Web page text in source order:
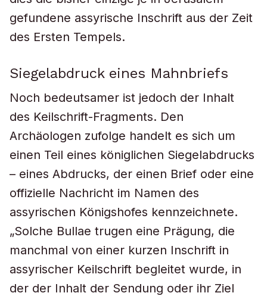
gefundene assyrische Inschrift aus der Zeit
des Ersten Tempels.
Siegelabdruck eines Mahnbriefs
Noch bedeutsamer ist jedoch der Inhalt
des Keilschrift-Fragments. Den
Archäologen zufolge handelt es sich um
einen Teil eines königlichen Siegelabdrucks
– eines Abdrucks, der einen Brief oder eine
offizielle Nachricht im Namen des
assyrischen Königshofes kennzeichnete.
„Solche Bullae trugen eine Prägung, die
manchmal von einer kurzen Inschrift in
assyrischer Keilschrift begleitet wurde, in
der der Inhalt der Sendung oder ihr Ziel